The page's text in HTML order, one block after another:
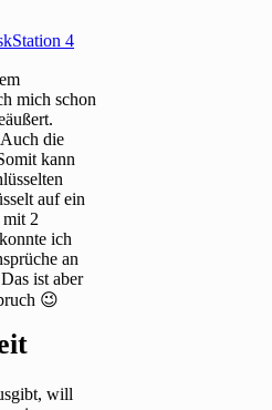
mich schon
die
kann
auf ein
mit 2
ich
an
ist aber
😉
will